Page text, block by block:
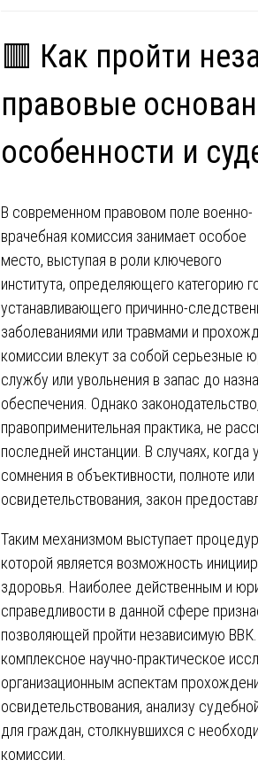
🟥 Как пройти
правовые
особенности и
В современном правовом поле военно-
врачебная комиссия занимает особое
место, выступая в роли ключевого
института, определяющего категорию
устанавливающего причинно-
заболеваниями или травмами и
комиссии влекут за собой серьезные
службу или увольнения в запас до
обеспечения. Однако
правоприменительная практика, не
последней инстанции. В случаях,
сомнения в объективности, полноте
освидетельствования, закон
Таким механизмом выступает
которой является возможность
здоровья. Наиболее действенным и
справедливости в данной сфере
позволяющей пройти независимую
комплексное научно-практическое
организационным аспектам
освидетельствования, анализу
для граждан, столкнувшихся с
комиссии.